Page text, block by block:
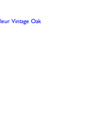
Vintage Oak